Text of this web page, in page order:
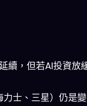
續，但若AI投資放
力士、三星）仍是